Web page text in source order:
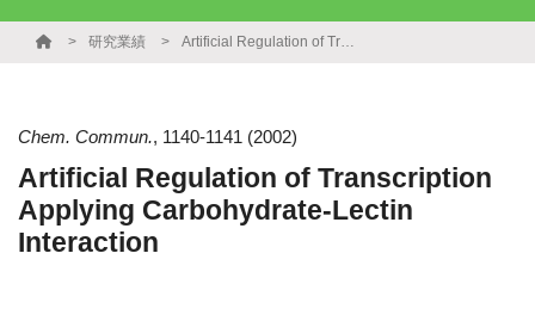
研究業績 Artificial Regulation of Transcription Applying Carbohydrate-Lectin Interaction
Chem. Commun., 1140-1141 (2002)
Artificial Regulation of Transcription
Applying Carbohydrate-Lectin
Interaction